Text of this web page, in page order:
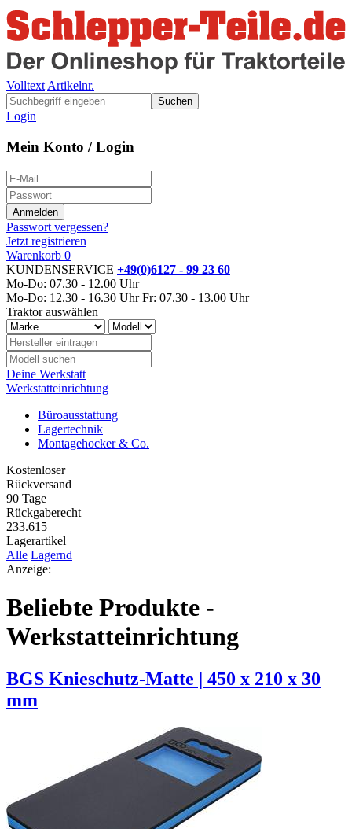
Volltext Artikelnr.
Suchen
Login
Mein Konto / Login
Passwort vergessen?
Jetzt registrieren
Warenkorb 0
KUNDENSERVICE +49(0)6127 - 99 23 60
Mo-Do: 07.30 - 12.00 Uhr
Mo-Do: 12.30 - 16.30 Uhr Fr: 07.30 - 13.00 Uhr
Traktor auswählen
Deine Werkstatt
Werkstatteinrichtung
Büroausstattung
Lagertechnik
Montagehocker & Co.
Kostenloser
Rückversand
90 Tage
Rückgaberecht
233.615
Lagerartikel
Alle Lagernd
Anzeige:
Beliebte Produkte -
Werkstatteinrichtung
BGS Knieschutz-Matte | 450 x 210 x 30
mm